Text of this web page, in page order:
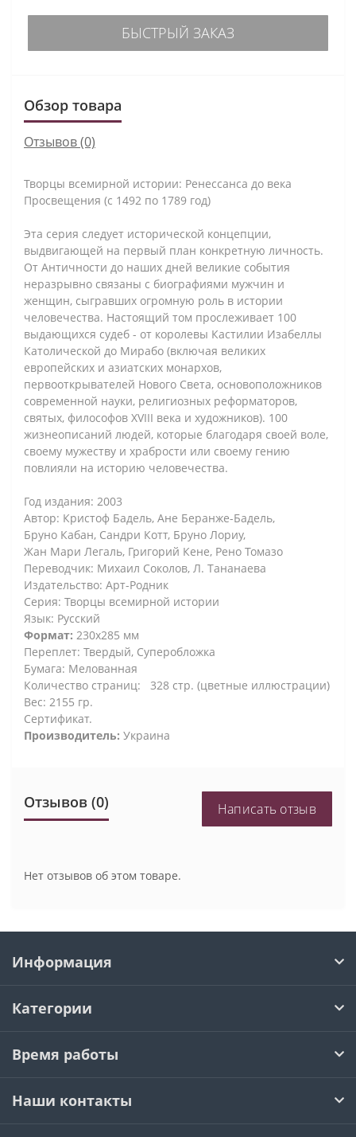
БЫСТРЫЙ ЗАКАЗ
Обзор товара
Отзывов (0)
Творцы всемирной истории: Ренессанса до века
Просвещения (с 1492 по 1789 год)
Эта серия следует исторической концепции,
выдвигающей на первый план конкретную личность.
От Античности до наших дней великие события
неразрывно связаны с биографиями мужчин и
женщин, сыгравших огромную роль в истории
человечества. Настоящий том прослеживает 100
выдающихся судеб - от королевы Кастилии Изабеллы
Католической до Мирабо (включая великих
европейских и азиатских монархов,
первооткрывателей Нового Света, основоположников
современной науки, религиозных реформаторов,
святых, философов XVIII века и художников). 100
жизнеописаний людей, которые благодаря своей воле,
своему мужеству и храбрости или своему гению
повлияли на историю человечества.
Год издания: 2003
Автор: Кристоф Бадель, Ане Беранже-Бадель,
Бруно Кабан, Сандри Котт, Бруно Лориу,
Жан Мари Легаль, Григорий Кене, Рено Томазо
Переводчик: Михаил Соколов, Л. Тананаева
Издательство: Арт-Родник
Серия: Творцы всемирной истории
Язык: Русский
Формат: 230х285 мм
Переплет: Твердый, Суперобложка
Бумага: Мелованная
Количество страниц: 328 стр. (цветные иллюстрации)
Вес: 2155 гр.
Сертификат.
Производитель: Украина
Отзывов (0) Написать отзыв
Нет отзывов об этом товаре.
Информация
Категории
Время работы
Наши контакты